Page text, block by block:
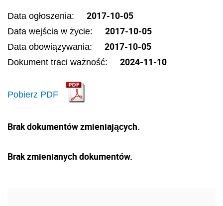
Data ogłoszenia: 2017-10-05
Data wejścia w życie: 2017-10-05
Data obowiązywania: 2017-10-05
Dokument traci ważność: 2024-11-10
Pobierz PDF
Brak dokumentów zmieniających.
Brak zmienianych dokumentów.